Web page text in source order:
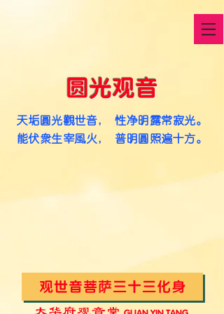
圆光观音
天垢圆光观世音， 性净明露常寂光。
能伏众生宰风火， 普明圆照遍十方。
观世音菩萨三十三化身